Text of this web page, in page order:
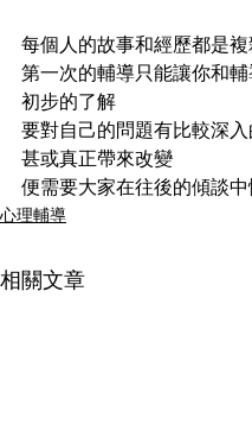
每個人的故事和經歷都是
第一次的輔導只能讓你和
初步的了解
要對自己的問題有比較深
甚或真正帶來改變
便需要大家在往後的傾談
心理輔導
相關文章